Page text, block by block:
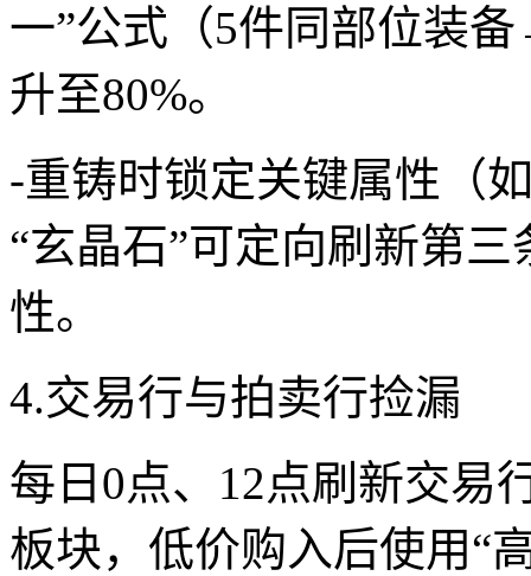
一”公式（5件同部位装
升至80%。
-重铸时锁定关键属性（
“玄晶石”可定向刷新第
性。
4.交易行与拍卖行捡漏
每日0点、12点刷新交易
板块，低价购入后使用“